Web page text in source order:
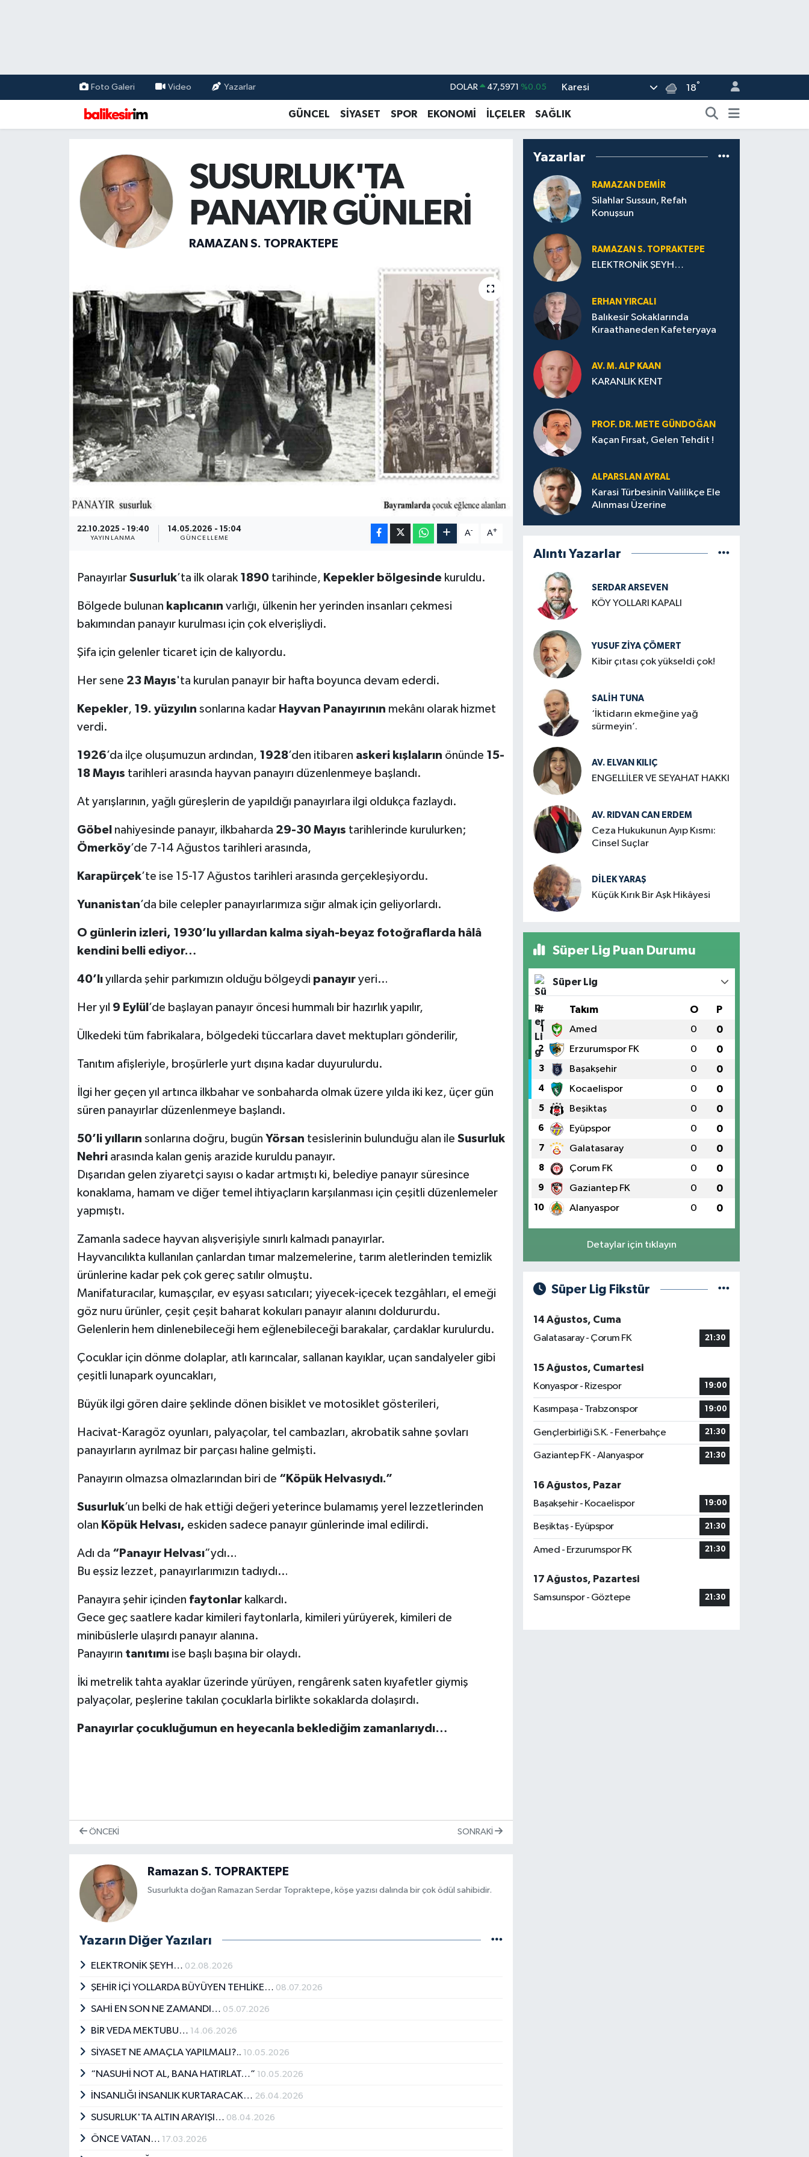
Foto Galeri Video Yazarlar DOLAR 47,5971 %0.05
EURO 55,1336 %0.18
STERLİN 64,2534 %0.22
%0.39
BITCOIN %0.66
Karesi 18°
GÜNCEL SİYASET SPOR EKONOMİ İLÇELER SAĞLIK
SUSURLUK'TA
PANAYIR GÜNLERİ
RAMAZAN S. TOPRAKTEPE
22.10.2025 - 19:40
YAYINLANMA
14.05.2026 - 15:04
GÜNCELLEME
A- A+
Panayırlar Susurluk’ta ilk olarak 1890tarihinde, Kepekler bölgesindekuruldu.
Bölgede bulunan kaplıcanın varlığı, ülkenin her yerinden insanları çekmesi
bakımından panayır kurulması için çok elverişliydi.
Şifa için gelenler ticaret için de kalıyordu.
Her sene 23 Mayıs'ta kurulan panayır bir hafta boyunca devam ederdi.
Kepekler, 19. yüzyılın sonlarına kadar Hayvan Panayırının mekânı olarak hizmet
verdi.
1926’da ilçe oluşumuzun ardından, 1928’den itibaren askeri kışlaların önünde 15-
18 Mayıs tarihleri arasında hayvan panayırı düzenlenmeye başlandı.
At yarışlarının, yağlı güreşlerin de yapıldığı panayırlara ilgi oldukça fazlaydı.
Göbel nahiyesinde panayır, ilkbaharda 29-30 Mayıs tarihlerinde kurulurken;
Ömerköy’de 7-14 Ağustos tarihleri arasında,
Karapürçek’te ise 15-17 Ağustos tarihleri arasında gerçekleşiyordu.
Yunanistan’da bile celepler panayırlarımıza sığır almak için geliyorlardı.
O günlerin izleri, 1930’lu yıllardan kalma siyah-beyaz fotoğraflarda hâlâ
kendini belli ediyor…
40’lıyıllarda şehir parkımızın olduğu bölgeydi panayıryeri…
Her yıl 9 Eylül ’de başlayan panayır öncesi hummalı bir hazırlık yapılır,
Ülkedeki tüm fabrikalara, bölgedeki tüccarlara davet mektupları gönderilir,
Tanıtım afişleriyle, broşürlerle yurt dışına kadar duyurulurdu.
İlgi her geçen yıl artınca ilkbahar ve sonbaharda olmak üzere yılda iki kez, üçer gün
süren panayırlar düzenlenmeye başlandı.
50’li yılların sonlarına doğru, bugün Yörsan tesislerinin bulunduğu alan ile Susurluk
Nehriarasında kalan geniş arazide kuruldu panayır.
Dışarıdan gelen ziyaretçi sayısı o kadar artmıştı ki, belediye panayır süresince
konaklama, hamam ve diğer temel ihtiyaçların karşılanması için çeşitli düzenlemeler
yapmıştı.
Zamanla sadece hayvan alışverişiyle sınırlı kalmadı panayırlar.
Hayvancılıkta kullanılan çanlardan tımar malzemelerine, tarım aletlerinden temizlik
ürünlerine kadar pek çok gereç satılır olmuştu.
Manifaturacılar, kumaşçılar, ev eşyası satıcıları; yiyecek-içecek tezgâhları, el emeği
göz nuru ürünler, çeşit çeşit baharat kokuları panayır alanını doldururdu.
Gelenlerin hem dinlenebileceği hem eğlenebileceği barakalar, çardaklar kurulurdu.
Çocuklar için dönme dolaplar, atlı karıncalar, sallanan kayıklar, uçan sandalyeler gibi
çeşitli lunapark oyuncakları,
Büyük ilgi gören daire şeklinde dönen bisiklet ve motosiklet gösterileri,
Hacivat-Karagöz oyunları, palyaçolar, tel cambazları, akrobatik sahne şovları
panayırların ayrılmaz bir parçası haline gelmişti.
Panayırın olmazsa olmazlarından biri de “Köpük Helvasıydı.”
Susurluk’un belki de hak ettiği değeri yeterince bulamamış yerel lezzetlerinden
olan Köpük Helvası, eskiden sadece panayır günlerinde imal edilirdi.
Adı da “Panayır Helvası”ydı…
Bu eşsiz lezzet, panayırlarımızın tadıydı…
Panayıra şehir içinden faytonlar kalkardı.
Gece geç saatlere kadar kimileri faytonlarla, kimileri yürüyerek, kimileri de
minibüslerle ulaşırdı panayır alanına.
Panayırın tanıtımı ise başlı başına bir olaydı.
İki metrelik tahta ayaklar üzerinde yürüyen, rengârenk saten kıyafetler giymiş
palyaçolar, peşlerine takılan çocuklarla birlikte sokaklarda dolaşırdı.
Panayırlar çocukluğumun en heyecanla beklediğim zamanlarıydı…
ÖNCEKI SONRAKI
Ramazan S. TOPRAKTEPE
Susurlukta doğan Ramazan Serdar Topraktepe, köşe yazısı dalında bir çok ödül sahibidir.
Yazarın Diğer Yazıları
ELEKTRONİK ŞEYH… 02.08.2026
ŞEHİR İÇİ YOLLARDA BÜYÜYEN TEHLİKE… 08.07.2026
SAHİ EN SON NE ZAMANDI… 05.07.2026
BİR VEDA MEKTUBU… 14.06.2026
SİYASET NE AMAÇLA YAPILMALI?.. 10.05.2026
“NASUHİ NOT AL, BANA HATIRLAT…” 10.05.2026
İNSANLIĞI İNSANLIK KURTARACAK… 26.04.2026
SUSURLUK'TA ALTIN ARAYIŞI… 08.04.2026
ÖNCE VATAN… 17.03.2026
Yazarlar
RAMAZAN DEMİR
Silahlar Sussun, Refah
Konuşsun
RAMAZAN S. TOPRAKTEPE
ELEKTRONİK ŞEYH…
ERHAN YIRCALI
Balıkesir Sokaklarında
Kıraathaneden Kafeteryaya
AV. M. ALP KAAN
KARANLIK KENT
PROF. DR. METE GÜNDOĞAN
Kaçan Fırsat, Gelen Tehdit !
ALPARSLAN AYRAL
Karasi Türbesinin Valilikçe Ele
Alınması Üzerine
Alıntı Yazarlar
SERDAR ARSEVEN
KÖY YOLLARI KAPALI
YUSUF ZIYA ÇÖMERT
Kibir çıtası çok yükseldi çok!
SALIH TUNA
‘İktidarın ekmeğine yağ
sürmeyin’.
AV. ELVAN KILIÇ
ENGELLİLER VE SEYAHAT HAKKI
AV. RIDVAN CAN ERDEM
Ceza Hukukunun Ayıp Kısmı:
Cinsel Suçlar
DILEK YARAŞ
Küçük Kırık Bir Aşk Hikâyesi
Süper Lig Puan Durumu
Süper Lig
# Takım O P
1 Amed 0 0
2 Erzurumspor FK 0 0
3 Başakşehir 0 0
4 Kocaelispor 0 0
5 Beşiktaş 0 0
6 Eyüpspor 0 0
7 Galatasaray 0 0
8 Çorum FK 0 0
9 Gaziantep FK 0 0
10 Alanyaspor 0 0
Detaylar için tıklayın
Süper Lig Fikstür
14 Ağustos, Cuma
Galatasaray - Çorum FK
21:30
15 Ağustos, Cumartesi
Konyaspor - Rizespor
19:00
Kasımpaşa - Trabzonspor 19:00
Gençlerbirliği S.K. - Fenerbahçe 21:30
Gaziantep FK - Alanyaspor 21:30
16 Ağustos, Pazar
Başakşehir - Kocaelispor
19:00
Beşiktaş - Eyüpspor 21:30
Amed - Erzurumspor FK 21:30
17 Ağustos, Pazartesi
Samsunspor - Göztepe
21:30